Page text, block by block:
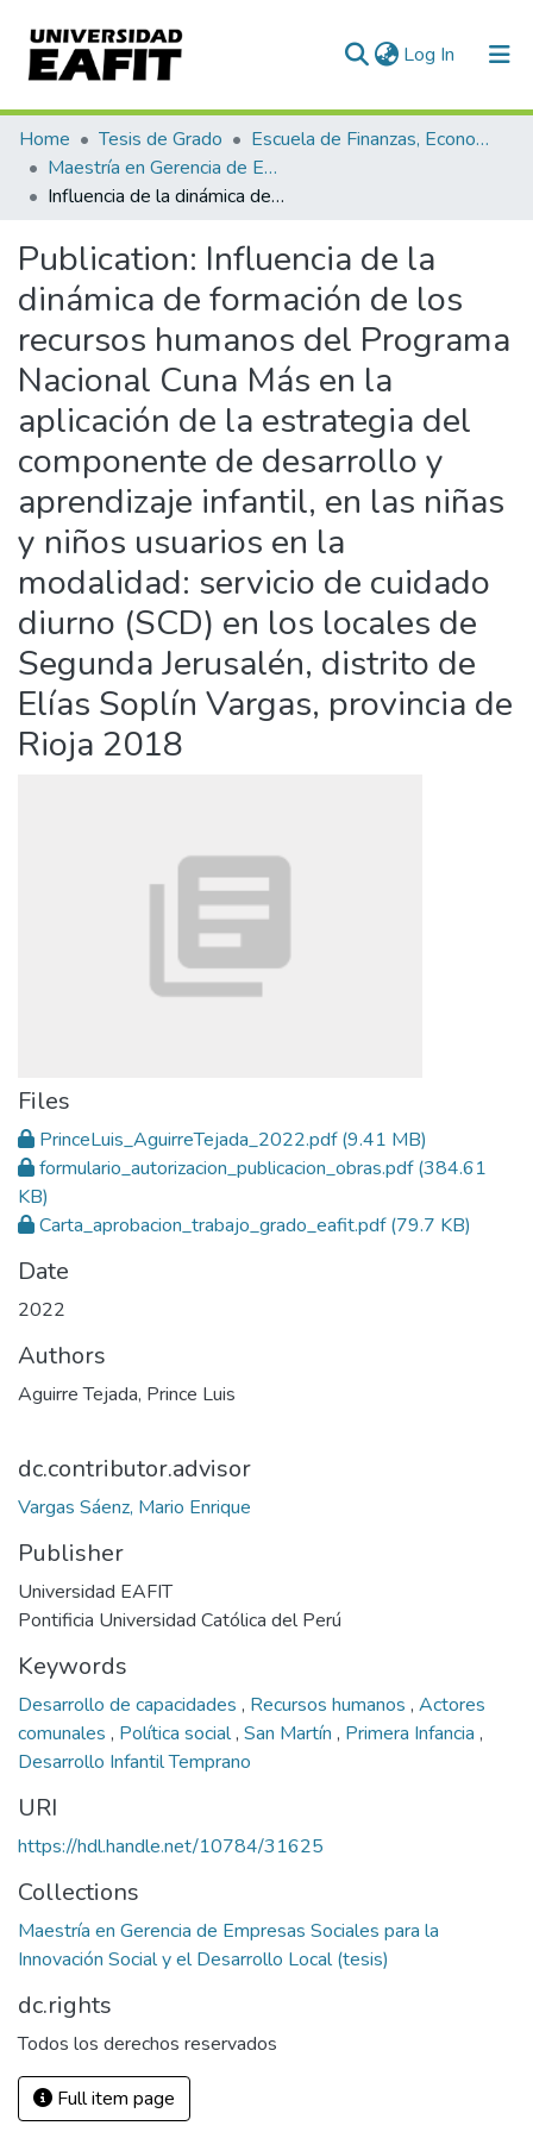
Log In (current)
Communities & Collections
All of DSpace
Home Tesis de Grado
Escuela de Finanzas, Economía y Gobierno
Maestría en Gerencia de Empresas Sociales para la Innovación Social y el Desarrollo Local (tesis)
Influencia de la dinámica de formación de los recursos humanos del Programa Nacional Cuna Más en la aplicación de la estrategia del componente de desarrollo y aprendizaje infantil, en las niñas y niños usuarios en la modalidad: servicio de cuidado diurno (SCD) en los locales de Segunda Jerusalén, distrito de Elías Soplín Vargas, provincia de Rioja 2018
Publication: Influencia de la
dinámica de formación de los
recursos humanos del Programa
Nacional Cuna Más en la
aplicación de la estrategia del
componente de desarrollo y
aprendizaje infantil, en las niñas
y niños usuarios en la
modalidad: servicio de cuidado
diurno (SCD) en los locales de
Segunda Jerusalén, distrito de
Elías Soplín Vargas, provincia de
Rioja 2018
Files
PrinceLuis_AguirreTejada_2022.pdf(9.41 MB)
formulario_autorizacion_publicacion_obras.pdf(384.61
KB)
Carta_aprobacion_trabajo_grado_eafit.pdf(79.7 KB)
Date
2022
Authors
Aguirre Tejada, Prince Luis
dc.contributor.advisor
Vargas Sáenz, Mario Enrique
Publisher
Universidad EAFIT
Pontificia Universidad Católica del Perú
Keywords
Desarrollo de capacidades , Recursos humanos , Actores
comunales , Política social, San Martín , Primera Infancia ,
Desarrollo Infantil Temprano
URI
https://hdl.handle.net/10784/31625
Collections
Maestría en Gerencia de Empresas Sociales para la
Innovación Social y el Desarrollo Local (tesis)
dc.rights
Todos los derechos reservados
Full item page